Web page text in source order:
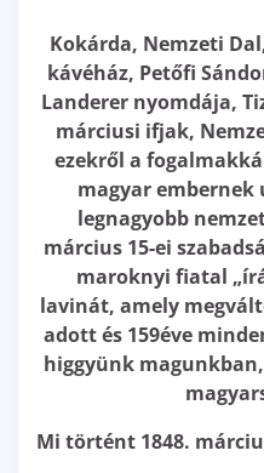
Kokárda, Nemzeti
kávéház, Petőfi
Landerer nyomdája,
márciusi ifjak,
ezekről a
magyar embernek
legnagyobb
március 15-ei
maroknyi fiatal
lavinát, amely
adott és 159éve
higgyünk
Mi történt 1848.